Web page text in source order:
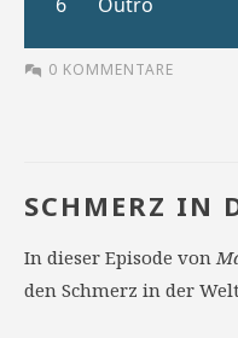
0 KOMMENTARE
SCHMERZ IN
In dieser Episode von
den Schmerz in der